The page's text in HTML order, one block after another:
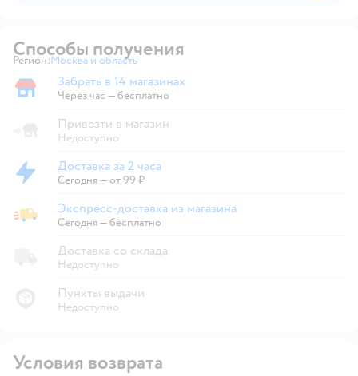
Способы получения
Регион: Выбор адреса доставки.
Москва и область
Забрать в магазине
Забрать в 14 магазинах
Через час — бесплатно
Привезти в магазин
Недоступно
Доставка за 2 часа
Доставка за 2 часа
Сегодня—от 99 ₽
Экспресс-доставка из магазина
Экспресс-доставка из магазина
Сегодня—бесплатно
Доставка со склада
Недоступно
Пункты выдачи
Недоступно
Условия возврата